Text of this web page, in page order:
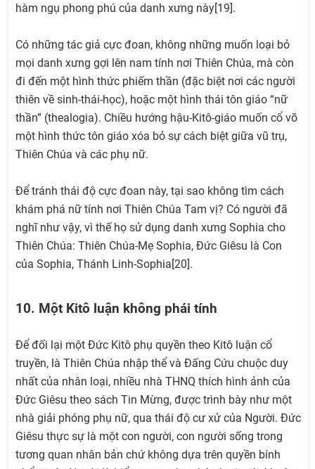
hàm ngụ phong phú của danh xưng này[19].
Có những tác giả cực đoan, không những muốn loại bỏ
mọi danh xưng gợi lên nam tính nơi Thiên Chúa, mà còn
đi đến một hình thức phiếm thần (đặc biệt nơi các người
thiên về sinh-thái-học), hoặc một hình thái tôn giáo “nữ
thần” (thealogia). Chiều hướng hậu-Kitô-giáo muốn cổ võ
một hình thức tôn giáo xóa bỏ sự cách biệt giữa vũ trụ,
Thiên Chúa và các phụ nữ.
Để tránh thái độ cực đoan này, tại sao không tìm cách
khám phá nữ tính nơi Thiên Chúa Tam vị? Có người đã
nghĩ như vậy, vì thế họ sử dụng danh xưng Sophia cho
Thiên Chúa: Thiên Chúa-Mẹ Sophia, Đức Giêsu là Con
của Sophia, Thánh Linh-Sophia[20].
10. Một Kitô luận không phái tính
Để đối lại một Đức Kitô phụ quyền theo Kitô luận cổ
truyền, là Thiên Chúa nhập thể và Đấng Cứu chuộc duy
nhất của nhân loại, nhiều nhà THNQ thích hình ảnh của
Đức Giêsu theo sách Tin Mừng, được trình bày như một
nhà giải phóng phụ nữ, qua thái độ cư xử của Người. Đức
Giêsu thực sự là một con người, con người sống trong
tương quan nhân bản chứ không dựa trên quyền bính